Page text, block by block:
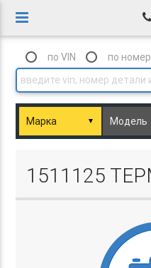
по VIN по
▼
1511125